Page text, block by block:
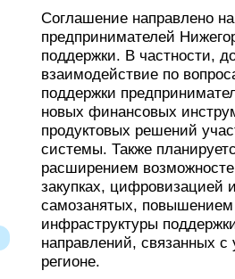
Соглашение направлено
предпринимателей
поддержки. В частности,
взаимодействие по
поддержки
новых финансовых
продуктовых решений
системы. Также
расширением
закупках,
самозанятых,
инфраструктуры
направлений, связанных
регионе.